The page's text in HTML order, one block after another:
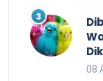
08